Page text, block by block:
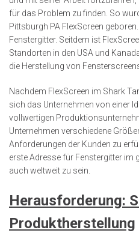
für das Problem zu finden. So
Pittsburgh PA FlexScreen
Fenstergitter. Seitdem ist
Standorten in den USA und
die Herstellung von
Nachdem FlexScreen im Shark
sich das Unternehmen von einer
vollwertigen
Unternehmen verschiedene
Anforderungen der Kunden zu
erste Adresse für Fenstergitter im
auch weltweit zu sein.
Herausforderung:
Produktherstellung